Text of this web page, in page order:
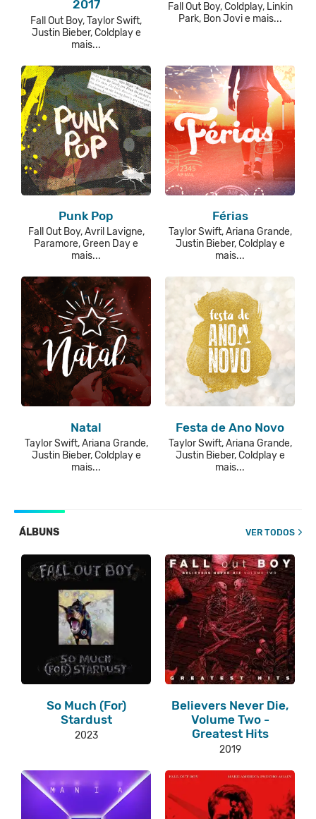
2017
Fall Out Boy, Taylor Swift,
Justin Bieber, Coldplay e
mais...
Fall Out Boy, Coldplay, Linkin
Park, Bon Jovi e mais...
Punk Pop
Fall Out Boy, Avril Lavigne,
Paramore, Green Day e
mais...
Férias
Taylor Swift, Ariana Grande,
Justin Bieber, Coldplay e
mais...
Natal
Taylor Swift, Ariana Grande,
Justin Bieber, Coldplay e
mais...
Festa de Ano Novo
Taylor Swift, Ariana Grande,
Justin Bieber, Coldplay e
mais...
ÁLBUNS VER TODOS
So Much (For)
Stardust
2023
Believers Never Die,
Volume Two -
Greatest Hits
2019